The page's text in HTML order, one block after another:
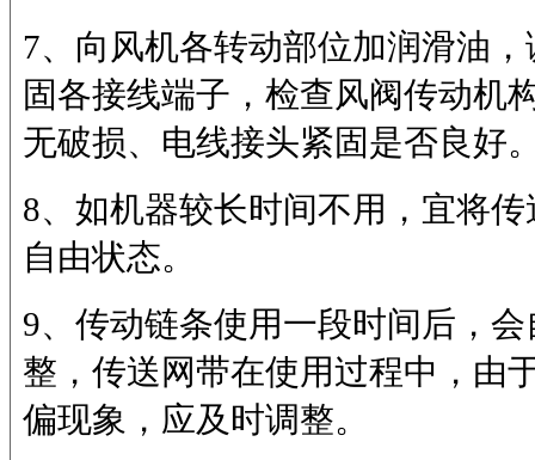
7、向风机各转动部位加润滑油
固各接线端子，检查风阀传动机
无破损、电线接头紧固是否良好
8、如机器较长时间不用，宜将
自由状态。
9、传动链条使用一段时间后，
整，传送网带在使用过程中，由
偏现象，应及时调整。